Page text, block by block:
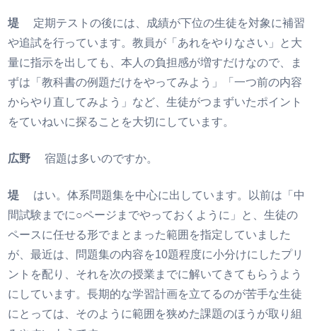
堤
定期テストの後には、成績が下位の生徒を対象に補習
や追試を行っています。教員が「あれをやりなさい」と大
量に指示を出しても、本人の負担感が増すだけなので、ま
ずは「教科書の例題だけをやってみよう」「一つ前の内容
からやり直してみよう」など、生徒がつまずいたポイント
をていねいに探ることを大切にしています。
広野 宿題は多いのですか。
堤
はい。体系問題集を中心に出しています。以前は「中
間試験までに○ページまでやっておくように」と、生徒の
ペースに任せる形でまとまった範囲を指定していました
が、最近は、問題集の内容を10題程度に小分けにしたプリ
ントを配り、それを次の授業までに解いてきてもらうよう
にしています。長期的な学習計画を立てるのが苦手な生徒
にとっては、そのように範囲を狭めた課題のほうが取り組